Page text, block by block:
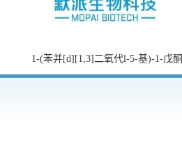
1-(苯并[d][1,3]二氧代l-5-基)-1-戊酮